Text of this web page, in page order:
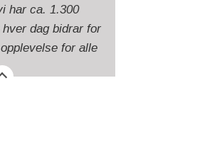
har ca. 1.300
dag bidrar for
for alle